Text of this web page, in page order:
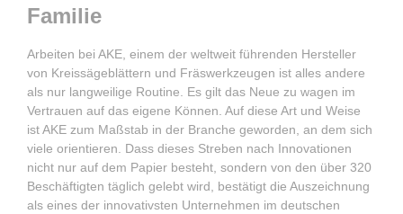
Familie
Arbeiten bei AKE, einem der weltweit führenden Hersteller
von Kreissägeblättern und Fräswerkzeugen ist alles andere
als nur langweilige Routine. Es gilt das Neue zu wagen im
Vertrauen auf das eigene Können. Auf diese Art und Weise
ist AKE zum Maßstab in der Branche geworden, an dem sich
viele orientieren. Dass dieses Streben nach Innovationen
nicht nur auf dem Papier besteht, sondern von den über 320
Beschäftigten täglich gelebt wird, bestätigt die Auszeichnung
als eines der innovativsten Unternehmen im deutschen